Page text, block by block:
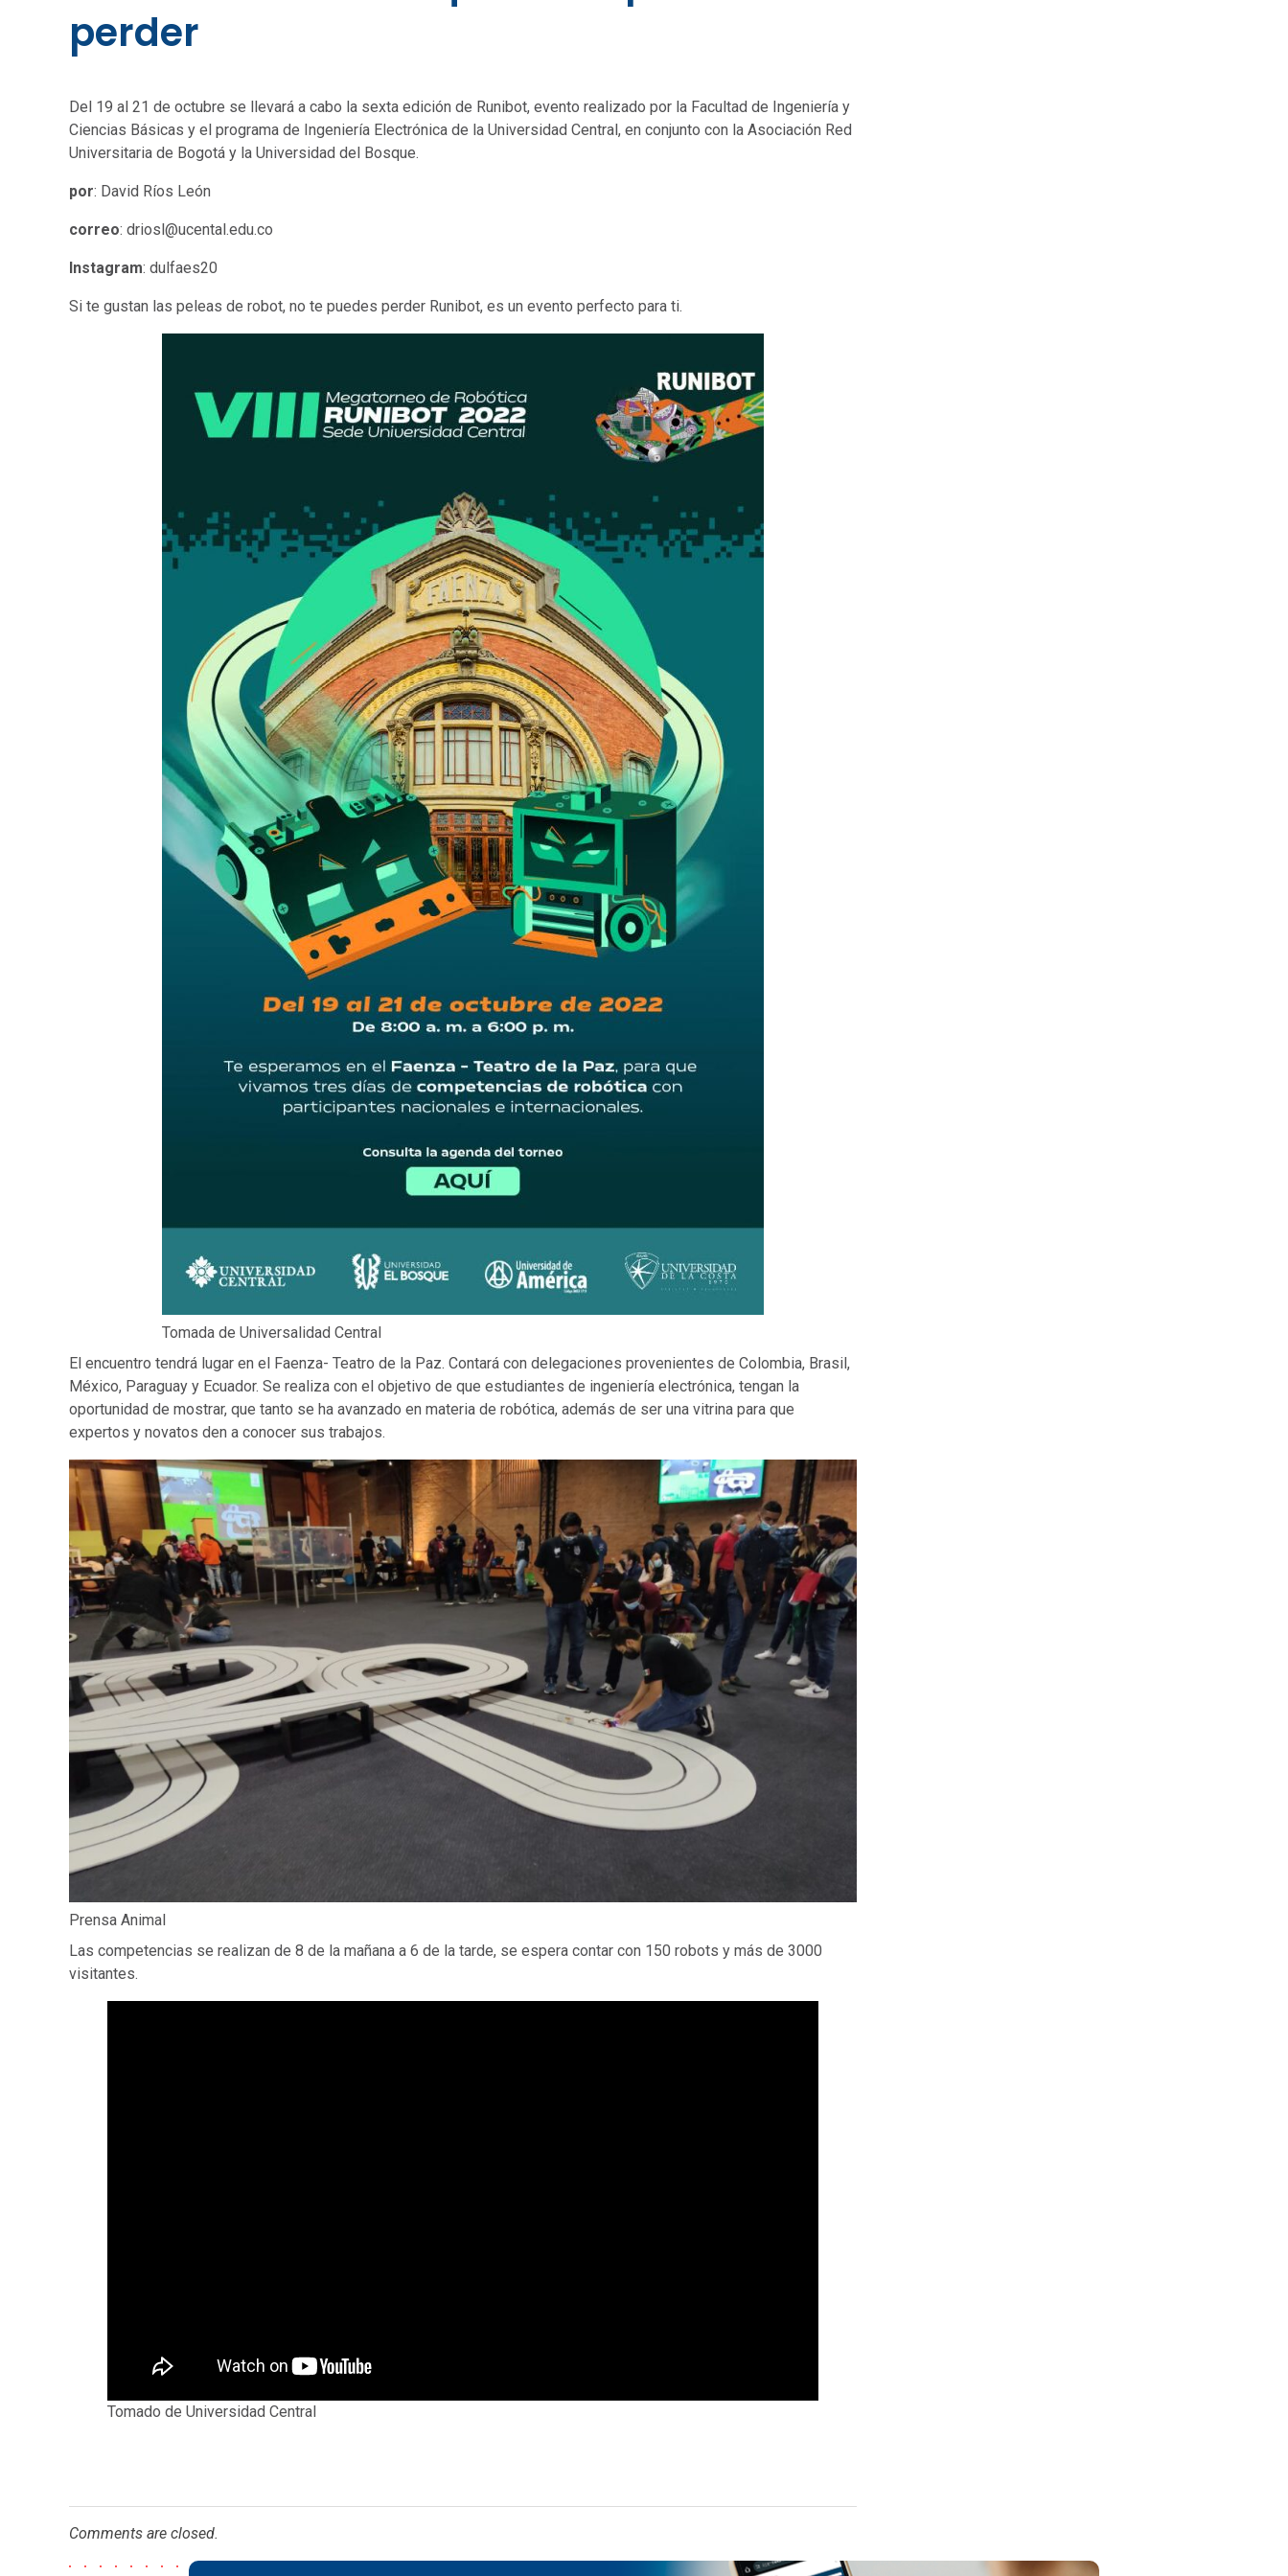
perder
Del 19 al 21 de octubre se llevará a cabo la sexta edición de Runibot, evento realizado por la Facultad de Ingeniería y
Ciencias Básicas y el programa de Ingeniería Electrónica de la Universidad Central, en conjunto con la Asociación Red
Universitaria de Bogotá y la Universidad del Bosque.
por: David Ríos León
correo: driosl@ucental.edu.co
Instagram: dulfaes20
Si te gustan las peleas de robot, no te puedes perder Runibot, es un evento perfecto para ti.
Tomada de Universalidad Central
El encuentro tendrá lugar en el Faenza- Teatro de la Paz. Contará con delegaciones provenientes de Colombia, Brasil,
México, Paraguay y Ecuador. Se realiza con el objetivo de que estudiantes de ingeniería electrónica, tengan la
oportunidad de mostrar, que tanto se ha avanzado en materia de robótica, además de ser una vitrina para que
expertos y novatos den a conocer sus trabajos.
Prensa Animal
Las competencias se realizan de 8 de la mañana a 6 de la tarde, se espera contar con 150 robots y más de 3000
visitantes.
Tomado de Universidad Central
Comments are closed.